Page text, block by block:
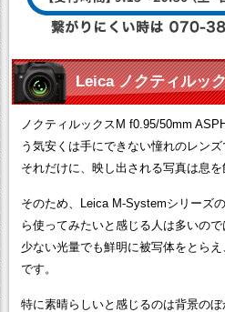
Leica ノクティルッ
ノクティルックスM f0.95/50mm
う気安くは手にできない憧れのレンズ
それだけに、映し出される写真は息
そのため、Leica M-Systemシリーズ
ら使ってみたいと感じる人は多いので
少ない光量でも鮮明に被写体をとら
です。
特に素晴らしいと感じるのは背景の